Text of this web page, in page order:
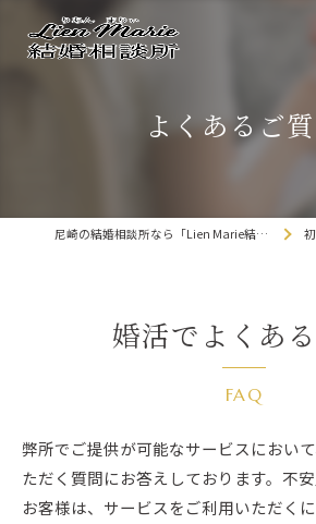
よくあるご
尼崎の結婚相談所なら「Lien Marie結婚相談所」 初
婚活でよくあ
FAQ
弊所でご提供が可能なサービスにおい
ただく質問にお答えしております。不
お客様は、サービスをご利用いただく